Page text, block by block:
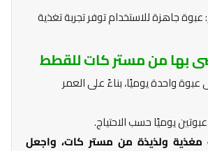
جاهزة للاستخدام توفر تجربة تغذية
بها من مستر كات للقطط
واحدة يوميًا، بناءً على العمر
عبوتين يوميًا حسب الاحتياج.
ولذيذة من مستر كات، واجعل